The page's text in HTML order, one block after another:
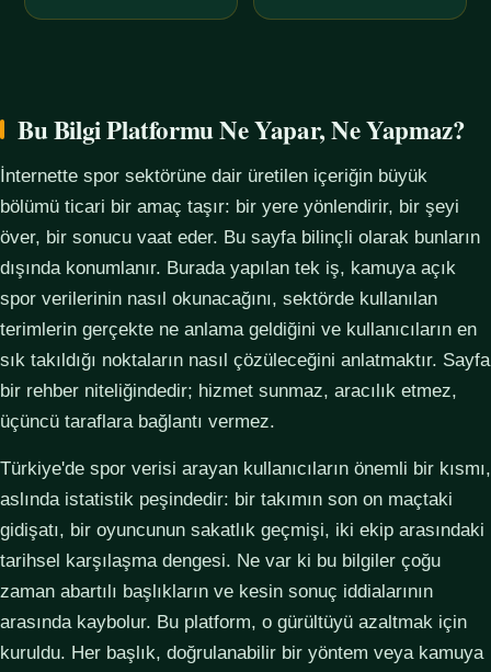
Bu Bilgi Platformu Ne Yapar, Ne Yapmaz?
İnternette spor sektörüne dair üretilen içeriğin büyük
bölümü ticari bir amaç taşır: bir yere yönlendirir, bir şeyi
över, bir sonucu vaat eder. Bu sayfa bilinçli olarak bunların
dışında konumlanır. Burada yapılan tek iş, kamuya açık
spor verilerinin nasıl okunacağını, sektörde kullanılan
terimlerin gerçekte ne anlama geldiğini ve kullanıcıların en
sık takıldığı noktaların nasıl çözüleceğini anlatmaktır. Sayfa
bir rehber niteliğindedir; hizmet sunmaz, aracılık etmez,
üçüncü taraflara bağlantı vermez.
Türkiye'de spor verisi arayan kullanıcıların önemli bir kısmı,
aslında istatistik peşindedir: bir takımın son on maçtaki
gidişatı, bir oyuncunun sakatlık geçmişi, iki ekip arasındaki
tarihsel karşılaşma dengesi. Ne var ki bu bilgiler çoğu
zaman abartılı başlıkların ve kesin sonuç iddialarının
arasında kaybolur. Bu platform, o gürültüyü azaltmak için
kuruldu. Her başlık, doğrulanabilir bir yöntem veya kamuya